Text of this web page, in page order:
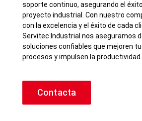
soporte continuo, asegurando el
proyecto industrial. Con nuestro
con la excelencia y el éxito de cada
Servitec Industrial nos aseguramos
soluciones confiables que mejoren
procesos y impulsen la productividad.
Contacta